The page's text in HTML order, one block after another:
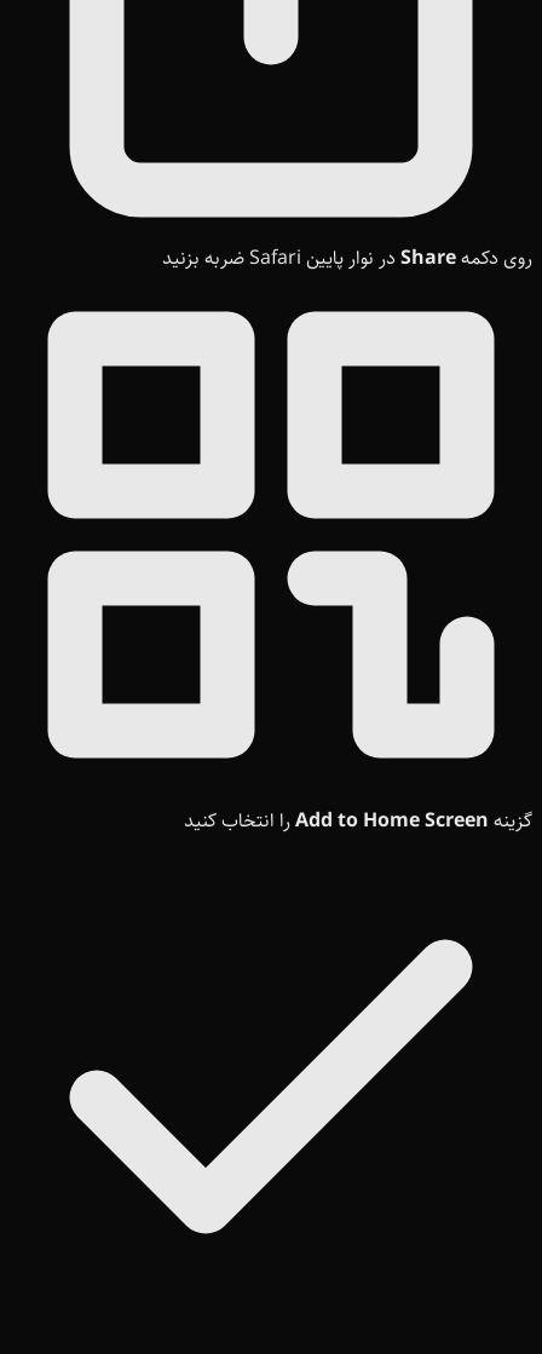
روی دکمهShare در نوار پایین Safari ضربه بزنید
گزینه Add to Home Screenرا انتخاب کنید